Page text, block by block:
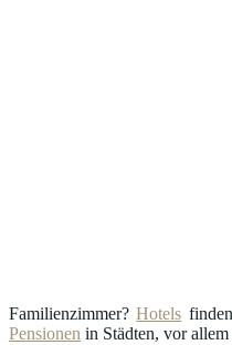
Familienzimmer?Hotels
Pensionen in Städten, vor